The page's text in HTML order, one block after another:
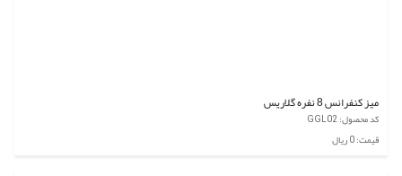
میز کنفرانس 8 نفره گلاریس
کد محصول: GGL02
قیمت: 0 ریال